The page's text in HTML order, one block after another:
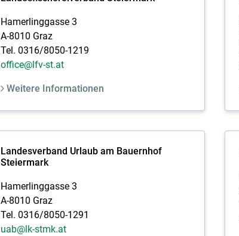
Hamerlinggasse 3
A-8010 Graz
Tel. 0316/8050-1219
office@lfv-st.at
Weitere Informationen
Landesverband Urlaub am Bauernhof
Steiermark
Hamerlinggasse 3
A-8010 Graz
Tel. 0316/8050-1291
uab@lk-stmk.at